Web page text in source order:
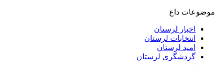
موضوعات داغ
اخبار لرستان
انتخابات لرستان
امید لرستان
گردشگری لرستان